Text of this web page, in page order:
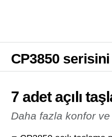
CP3850
7 adet açılı
Daha fazla konfor